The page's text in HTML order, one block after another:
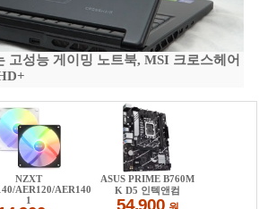
고성능 게이밍 노트북, MSI 크로스헤어